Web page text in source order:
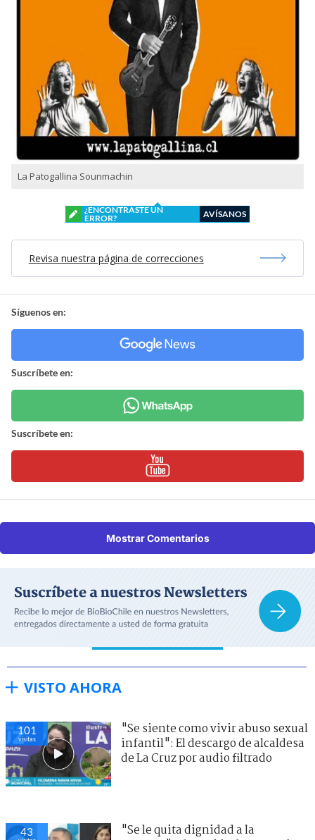
La Patogallina Sounmachin
¿ENCONTRASTE UN
ERROR?
AVÍSANOS
Revisa nuestra página de correcciones
Síguenos en:
Suscríbete en:
Suscríbete en:
Mostrar Comentarios
VISTO AHORA
101
visitas
"Se siente como vivir abuso sexual
infantil": El descargo de alcaldesa
de La Cruz por audio filtrado
43
"Se le quita dignidad a la